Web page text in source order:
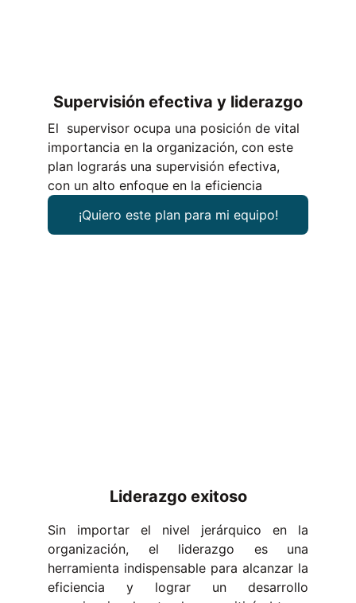
Liderazgo exitoso
Sin importar el nivel jerárquico en la
organización, el liderazgo es una
herramienta indispensable para alcanzar la
eficiencia y lograr un desarrollo
Supervisión efectiva y liderazgo
El  supervisor ocupa una posición de vital
importancia en la organización, con este
plan lograrás una supervisión efectiva,
con un alto enfoque en la eficiencia
¡Quiero este plan para mi equipo!